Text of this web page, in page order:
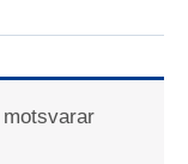
motsvarar